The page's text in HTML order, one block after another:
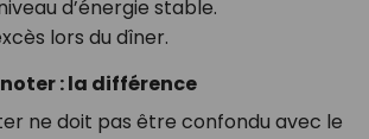
d’énergie stable.
lors du dîner.
: la différence
ne doit pas être confondu avec le